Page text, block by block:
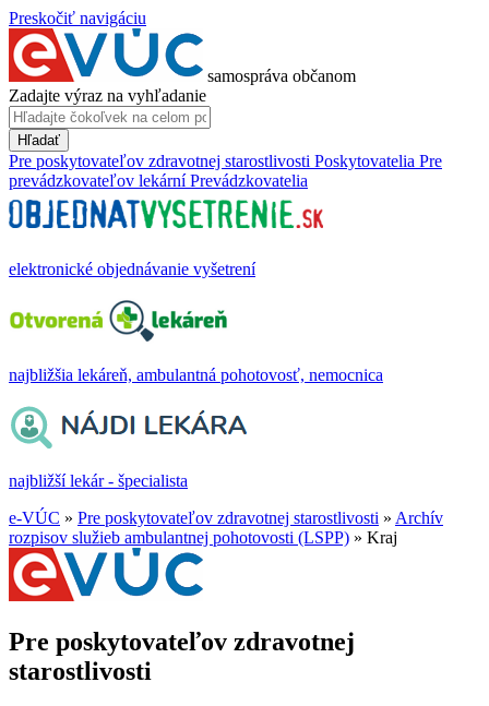
Preskočiť navigáciu
samospráva občanom
Zadajte výraz na vyhľadanie
Hľadať
Pre poskytovateľov zdravotnej starostlivosti Poskytovatelia Pre
prevádzkovateľov lekární Prevádzkovatelia
elektronické objednávanie vyšetrení
najbližšia lekáreň, ambulantná pohotovosť, nemocnica
najbližší lekár - špecialista
e-VÚC » Pre poskytovateľov zdravotnej starostlivosti » Archív
rozpisov služieb ambulantnej pohotovosti (LSPP) » Kraj
Pre poskytovateľov zdravotnej
starostlivosti